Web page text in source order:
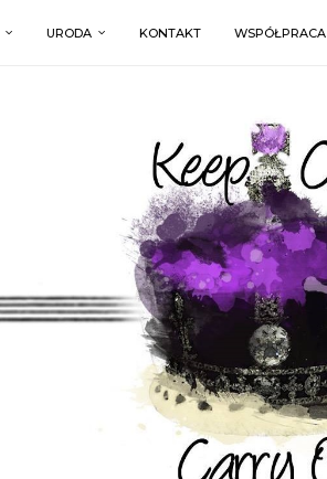
URODA KONTAKT WSPÓŁPRACA